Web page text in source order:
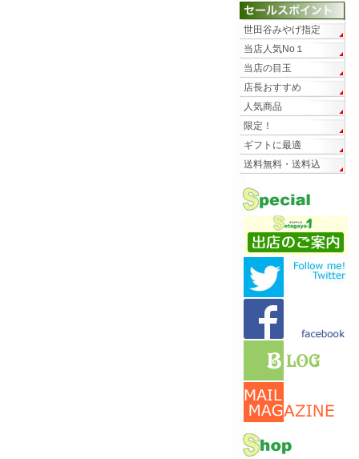
世田谷みやげ指定
当店人気No１
当店の目玉
店長おすすめ
人気商品
限定！
ギフトに最適
送料無料・送料込